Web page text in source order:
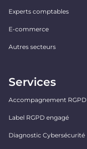
Experts comptables
E-commerce
Autres secteurs
Services
Accompagnement RGPD
Label RGPD engagé
Diagnostic Cybersécurité